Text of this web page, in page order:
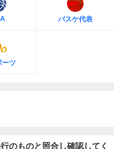
バスケ代表
ーツ
のものと照合し確認してく